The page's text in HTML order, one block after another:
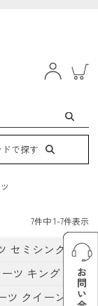
電動ベッド
で探す
7件中 1-7件表示
セミシングル
ツ キング
クイーン